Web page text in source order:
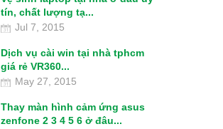
tín, chất lượng tạ...
Jul 7, 2015
Dịch vụ cài win tại nhà tphcm
giá rẻ VR360...
May 27, 2015
Thay màn hình cảm ứng asus
zenfone 2 3 4 5 6 ở đâu...